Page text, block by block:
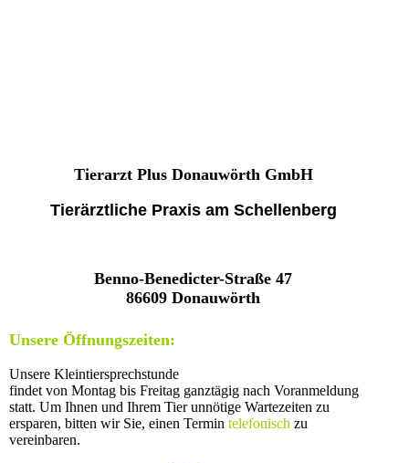
Tierarzt Plus Donauwörth GmbH
Tierärztliche Praxis am Schellenberg
Benno-Benedicter-Straße 47
86609 Donauwörth
Unsere Öffnungszeiten:
Unsere Kleintiersprechstunde
findet von Montag bis Freitag ganztägig nach Voranmeldung
statt. Um Ihnen und Ihrem Tier unnötige Wartezeiten zu
ersparen, bitten wir Sie, einen Termin telefonisch zu
vereinbaren.